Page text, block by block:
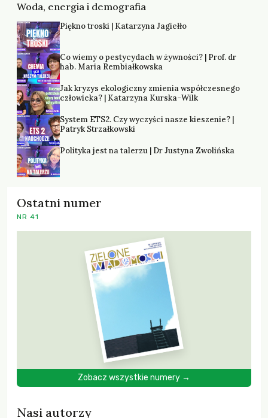
Woda, energia i demografia
Piękno troski | Katarzyna Jagiełło
Co wiemy o pestycydach w żywności? | Prof. dr
hab. Maria Rembiałkowska
Jak kryzys ekologiczny zmienia współczesnego
człowieka? | Katarzyna Kurska-Wilk
System ETS2. Czy wyczyści nasze kieszenie? |
Patryk Strzałkowski
Polityka jest na talerzu | Dr Justyna Zwolińska
Ostatni numer
NR 41
Zobacz wszystkie numery →
Nasi autorzy